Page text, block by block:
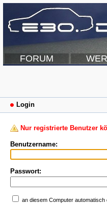
FORUM
Login
Nur registrierte Benutzer
Benutzername:
Passwort:
an diesem Computer automatisch